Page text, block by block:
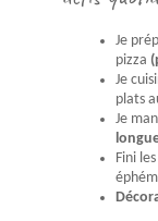
Je
pizza
Je
plats
Je
Fini